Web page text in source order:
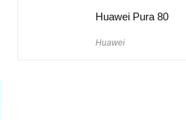
Huawei Pura 80
Huawei